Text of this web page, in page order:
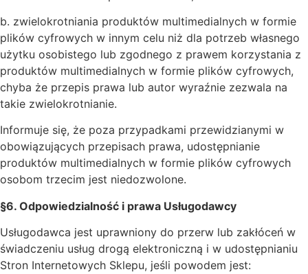
b. zwielokrotniania produktów multimedialnych w formie
plików cyfrowych w innym celu niż dla potrzeb własnego
użytku osobistego lub zgodnego z prawem korzystania z
produktów multimedialnych w formie plików cyfrowych,
chyba że przepis prawa lub autor wyraźnie zezwala na
takie zwielokrotnianie.
Informuje się, że poza przypadkami przewidzianymi w
obowiązujących przepisach prawa, udostępnianie
produktów multimedialnych w formie plików cyfrowych
osobom trzecim jest niedozwolone.
§6. Odpowiedzialność i prawa Usługodawcy
Usługodawca jest uprawniony do przerw lub zakłóceń w
świadczeniu usług drogą elektroniczną i w udostępnianiu
Stron Internetowych Sklepu, jeśli powodem jest: